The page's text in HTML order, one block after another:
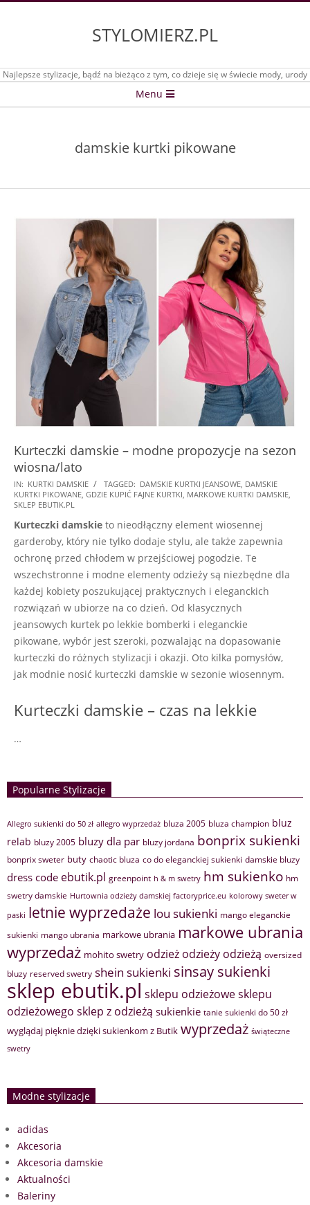
STYLOMIERZ.PL
Najlepsze stylizacje, bądź na bieżąco z tym, co dzieje się w świecie mody, urody
Menu
damskie kurtki pikowane
Kurteczki damskie – modne propozycje na sezon
wiosna/lato
2026-
02-
IN: KURTKI DAMSKIE TAGGED: DAMSKIE KURTKI JEANSOWE, DAMSKIE
KURTKI PIKOWANE, GDZIE KUPIĆ FAJNE KURTKI, MARKOWE KURTKI DAMSKIE,
SKLEP EBUTIK.PL
Kurteczki damskie to nieodłączny element wiosennej
garderoby, który nie tylko dodaje stylu, ale także zapewnia
ochronę przed chłodem w przejściowej pogodzie. Te
wszechstronne i modne elementy odzieży są niezbędne dla
każdej kobiety poszukującej praktycznych i eleganckich
rozwiązań w ubiorze na co dzień. Od klasycznych
jeansowych kurtek po lekkie bomberki i eleganckie
pikowane, wybór jest szeroki, pozwalając na dopasowanie
kurteczki do różnych stylizacji i okazji. Oto kilka pomysłów,
jak modnie nosić kurteczki damskie w sezonie wiosennym.
Kurteczki damskie – czas na lekkie
…
Popularne Stylizacje
Allegro sukienki do 50 zł allegro wyprzedaż bluza 2005 bluza champion bluz
relab bluzy 2005 bluzy dla par bluzy jordana bonprix sukienki
bonprix sweter buty chaotic bluza co do eleganckiej sukienki damskie bluzy
dress code ebutik.pl greenpoint h & m swetry hm sukienko hm
swetry damskie Hurtownia odzieży damskiej factoryprice.eu kolorowy sweter w
paski letnie wyprzedaże lou sukienki mango eleganckie
sukienki mango ubrania markowe ubrania markowe ubrania
wyprzedaż mohito swetry odzież odzieży odzieżą oversized
bluzy reserved swetry shein sukienki sinsay sukienki
sklep ebutik.pl sklepu odzieżowesklepu
odzieżowego sklep z odzieżą sukienkie tanie sukienki do 50 zł
wyglądaj pięknie dzięki sukienkom z Butik wyprzedaż świąteczne
swetry
Modne stylizacje
adidas
Akcesoria
Akcesoria damskie
Aktualności
Baleriny